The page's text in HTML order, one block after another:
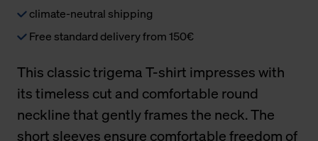
climate-neutral shipping
Free standard delivery from 150€
This classic trigema T-shirt impresses with
its timeless cut and comfortable round
neckline that gently frames the neck. The
short sleeves ensure comfortable freedom of